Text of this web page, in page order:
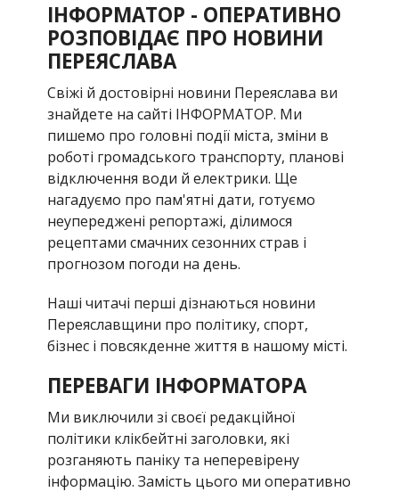
ІНФОРМАТОР - ОПЕРАТИВНО
РОЗПОВІДАЄ ПРО НОВИНИ
ПЕРЕЯСЛАВА
Свіжі й достовірні новини Переяслава ви
знайдете на сайті ІНФОРМАТОР. Ми
пишемо про головні події міста, зміни в
роботі громадського транспорту, планові
відключення води й електрики. Ще
нагадуємо про пам'ятні дати, готуємо
неупереджені репортажі, ділимося
рецептами смачних сезонних страв і
прогнозом погоди на день.
Наші читачі перші дізнаються новини
Переяславщини про політику, спорт,
бізнес і повсякденне життя в нашому місті.
ПЕРЕВАГИ ІНФОРМАТОРА
Ми виключили зі своєї редакційної
політики клікбейтні заголовки, які
розганяють паніку та неперевірену
інформацію. Замість цього ми оперативно